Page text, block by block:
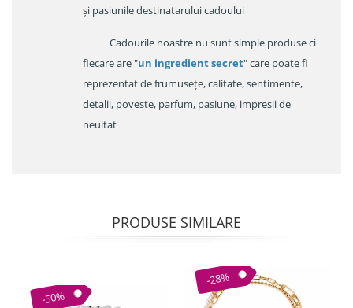
și pasiunile destinatarului cadoului
Cadourile noastre nu sunt simple produse ci
fiecare are "un ingredient secret" care poate fi
reprezentat de frumusețe, calitate, sentimente,
detalii, poveste, parfum, pasiune, impresii de
neuitat
PRODUSE SIMILARE
-50%
-28%